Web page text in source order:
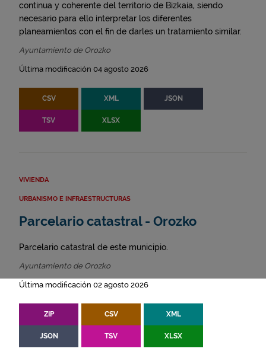
continua y coherente del territorio de Bizkaia, siendo
necesario para ello interpretar los diferentes
planeamientos con el fin de darles un tratamiento similar.
Ayuntamiento de Orozko
Última modificación 04 agosto 2026
CSV XML JSON
TSV XLSX
VIVIENDA
URBANISMO E INFRAESTRUCTURAS
Parcelario catastral - Orozko
Parcelario catastral de este municipio.
Ayuntamiento de Orozko
Última modificación 02 agosto 2026
ZIP CSV XML
JSON TSV XLSX